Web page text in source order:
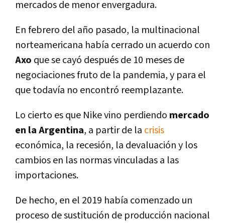
mercados de menor envergadura.
En febrero del año pasado, la multinacional
norteamericana había cerrado un acuerdo con
Axo que se cayó después de 10 meses de
negociaciones fruto de la pandemia, y para el
que todavía no encontró reemplazante.
Lo cierto es que Nike vino perdiendo mercado
en la Argentina, a partir de la crisis
económica, la recesión, la devaluación y los
cambios en las normas vinculadas a las
importaciones.
De hecho, en el 2019 había comenzado un
proceso de sustitución de producción nacional